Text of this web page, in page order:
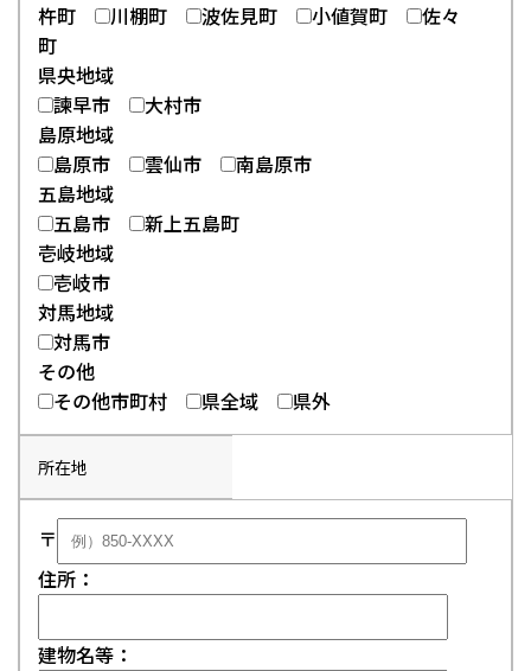
杵町
川棚町 波佐見町 小値賀町
佐々
町
県央地域
諫早市
大村市
島原地域
島原市
雲仙市
南島原市
五島地域
五島市
新上五島町
壱岐地域
壱岐市
対馬地域
対馬市
その他
その他市町村
県全域 県外
所在地
〒
住所：
建物名等：